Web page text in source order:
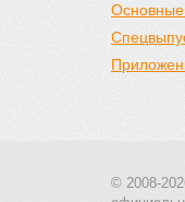
Основные
© 2008-